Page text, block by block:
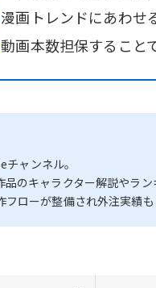
漫画トレンドにあわせ
動画本数担保すること
ャンネル。
品のキャラクター解説やラ
ローが整備され外注実績